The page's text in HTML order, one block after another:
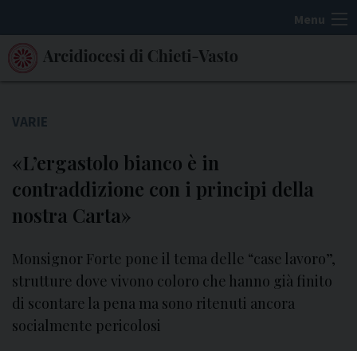
k
Menu
VARIE
«L’ergastolo bianco è in
contraddizione con i principi della
nostra Carta»
Monsignor Forte pone il tema delle “case lavoro”,
strutture dove vivono coloro che hanno già finito
di scontare la pena ma sono ritenuti ancora
socialmente pericolosi